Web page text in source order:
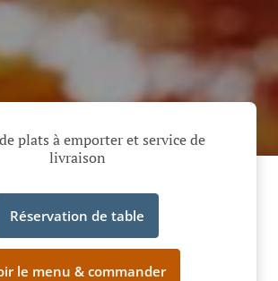
plats à emporter et service de
livraison
Réservation de table
le menu & commander